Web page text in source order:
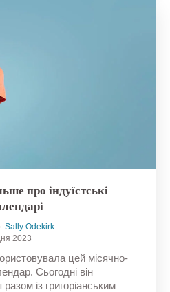
про індуїстські
Sally Odekirk
2023
цей місячно-
Сьогодні він
із григоріанським